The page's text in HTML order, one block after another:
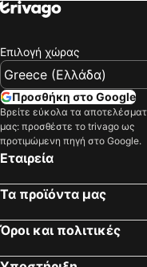
Επιλογή χώρας
Προσθήκη στο Google
Βρείτε εύκολα τα
μας: προσθέστε το trivago ως
προτιμώμενη πηγή στο Google.
Εταιρεία
Τα προϊόντα μας
Όροι και πολιτικές